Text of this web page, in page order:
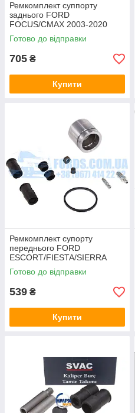
Ремкомплект суппорту
заднього FORD
FOCUS/CMAX 2003-2020
AUTOFREN
Готово до відправки
705 ₴
Купити
Ремкомплект супорту
переднього FORD
ESCORT/FIESTA/SIERRA
1981-2002 AUTOFREN
SEINSA
Готово до відправки
539 ₴
Купити